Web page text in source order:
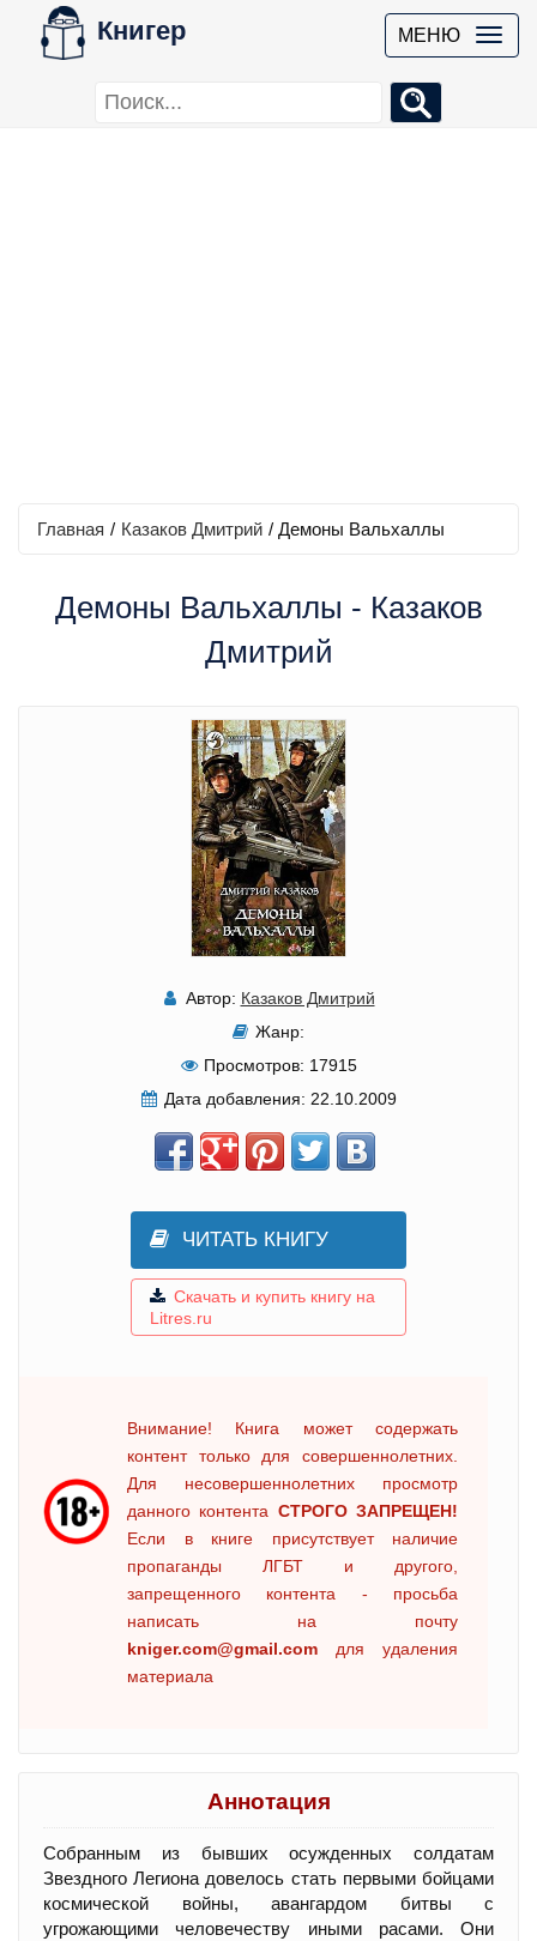
Книгер МЕНЮ
Главная / Казаков Дмитрий / Демоны Вальхаллы
Демоны Вальхаллы - Казаков
Дмитрий
Автор: Казаков Дмитрий
Жанр:
Просмотров: 17915
Дата добавления: 22.10.2009
ЧИТАТЬ КНИГУ
Скачать и купить книгу на
Litres.ru
Внимание! Книга может содержать
контент только для совершеннолетних.
Для несовершеннолетних просмотр
данного контента СТРОГО ЗАПРЕЩЕН!
Если в книге присутствует наличие
пропаганды ЛГБТ и другого,
запрещенного контента - просьба
написать на почту
kniger.com@gmail.com для удаления
материала
Аннотация
Собранным из бывших осужденных солдатам
Звездного Легиона довелось стать первыми бойцами
космической войны, авангардом битвы с
угрожающими человечеству иными расами. Они